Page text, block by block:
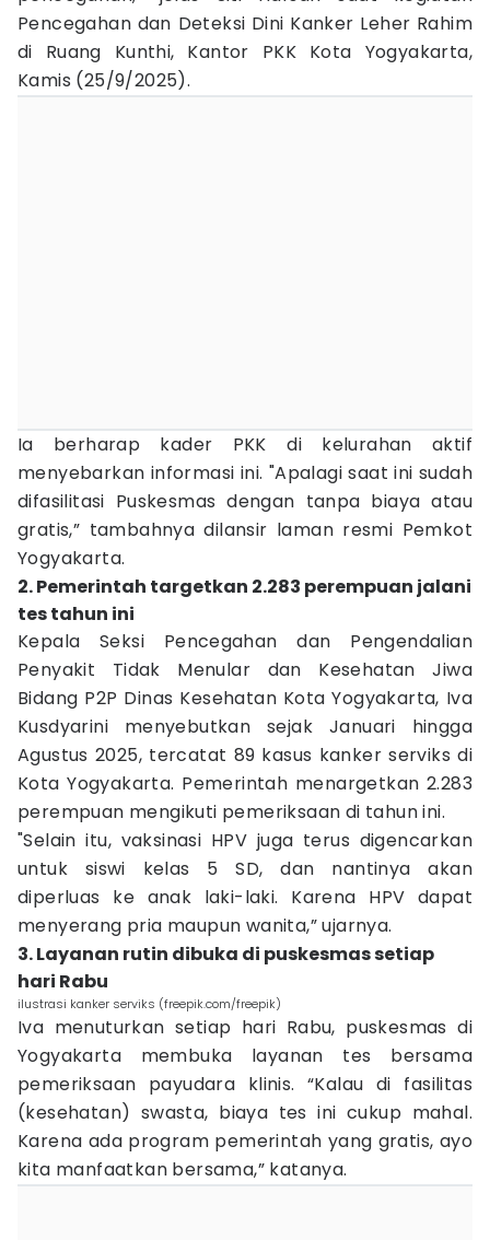
Pencegahan dan Deteksi Dini Kanker Leher Rahim
di Ruang Kunthi, Kantor PKK Kota Yogyakarta,
Kamis (25/9/2025).
Ia berharap kader PKK di kelurahan aktif
menyebarkan informasi ini. "Apalagi saat ini sudah
difasilitasi Puskesmas dengan tanpa biaya atau
gratis,” tambahnya dilansir laman resmi Pemkot
Yogyakarta.
2. Pemerintah targetkan 2.283 perempuan jalani
tes tahun ini
Kepala Seksi Pencegahan dan Pengendalian
Penyakit Tidak Menular dan Kesehatan Jiwa
Bidang P2P Dinas Kesehatan Kota Yogyakarta, Iva
Kusdyarini menyebutkan sejak Januari hingga
Agustus 2025, tercatat 89 kasus kanker serviks di
Kota Yogyakarta. Pemerintah menargetkan 2.283
perempuan mengikuti pemeriksaan di tahun ini.
"Selain itu, vaksinasi HPV juga terus digencarkan
untuk siswi kelas 5 SD, dan nantinya akan
diperluas ke anak laki-laki. Karena HPV dapat
menyerang pria maupun wanita,” ujarnya.
3. Layanan rutin dibuka di puskesmas setiap
hari Rabu
ilustrasi kanker serviks (freepik.com/freepik)
Iva menuturkan setiap hari Rabu, puskesmas di
Yogyakarta membuka layanan tes bersama
pemeriksaan payudara klinis. “Kalau di fasilitas
(kesehatan) swasta, biaya tes ini cukup mahal.
Karena ada program pemerintah yang gratis, ayo
kita manfaatkan bersama,” katanya.